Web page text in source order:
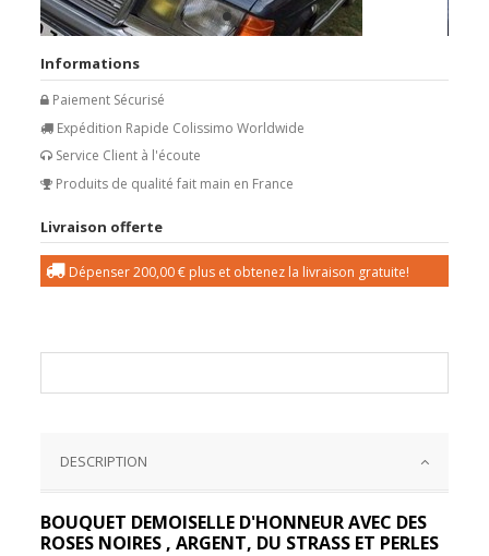
Informations
Paiement Sécurisé
Expédition Rapide Colissimo Worldwide
Service Client à l'écoute
Produits de qualité fait main en France
Livraison offerte
Dépenser200,00 € plus et obtenez la livraison gratuite!
DESCRIPTION
BOUQUET DEMOISELLE D'HONNEUR AVEC DES
ROSES NOIRES , ARGENT, DU STRASS ET PERLES